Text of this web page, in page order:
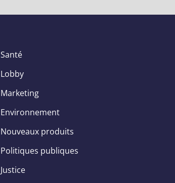
Santé
Lobby
Marketing
Environnement
Nouveaux produits
Politiques publiques
Justice